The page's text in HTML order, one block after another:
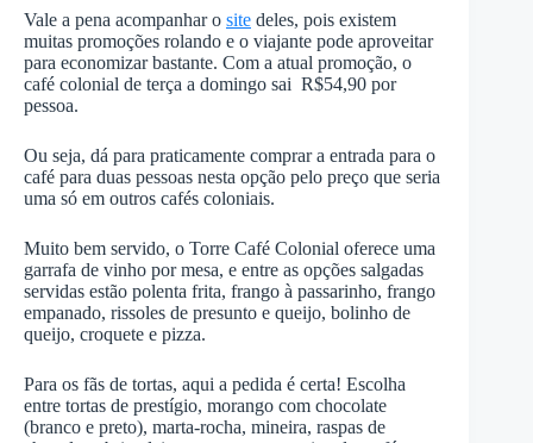
Vale a pena acompanhar o site deles, pois existem
muitas promoções rolando e o viajante pode aproveitar
para economizar bastante. Com a atual promoção, o
café colonial de terça a domingo sai R$54,90 por
pessoa.
Ou seja, dá para praticamente comprar a entrada para o
café para duas pessoas nesta opção pelo preço que seria
uma só em outros cafés coloniais.
Muito bem servido, o Torre Café Colonial oferece uma
garrafa de vinho por mesa, e entre as opções salgadas
servidas estão polenta frita, frango à passarinho, frango
empanado, rissoles de presunto e queijo, bolinho de
queijo, croquete e pizza.
Para os fãs de tortas, aqui a pedida é certa! Escolha
entre tortas de prestígio, morango com chocolate
(branco e preto), marta-rocha, mineira, raspas de